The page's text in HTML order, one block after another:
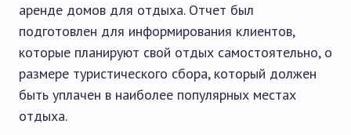
аренде домов для отдыха. Отчет был
подготовлен для информирования клиентов,
которые планируют свой отдых самостоятельно, о
размере туристического сбора, который должен
быть уплачен в наиболее популярных местах
отдыха.